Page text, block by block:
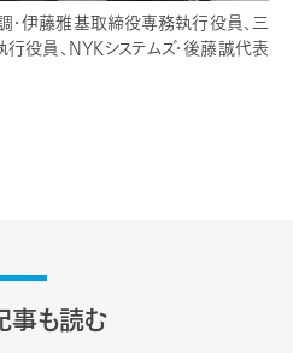
・伊藤雅基取締役専務執行役員、三
役員、NYKシステムズ・後藤誠代表
事も読む